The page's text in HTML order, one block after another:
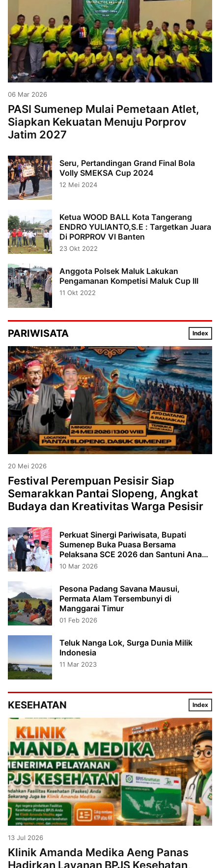
06 Mar 2026
PASI Sumenep Mulai Pemetaan Atlet,
Siapkan Kekuatan Menuju Porprov
Jatim 2027
Seru, Pertandingan Grand Final Bola
Volly SMEKSA Cup 2024
12 Mei 2024
Ketua WOOD BALL Kota Tangerang
ENDRO YULIANTO,S.E : Targetkan Juara
Di PORPROV VI Banten
23 Okt 2022
Anggota Polsek Maluk Lakukan
Pengamanan Kompetisi Maluk Cup III
11 Okt 2022
PARIWISATA Index
20 Mei 2026
Festival Perempuan Pesisir Siap
Semarakkan Pantai Slopeng, Angkat
Budaya dan Kreativitas Warga Pesisir
Perkuat Sinergi Pariwisata, Bupati
Sumenep Buka Puasa Bersama
Pelaksana SCE 2026 dan Santuni Anak
Yatim
10 Mar 2026
Pesona Padang Savana Mausui,
Permata Alam Tersembunyi di
Manggarai Timur
01 Feb 2026
Teluk Nanga Lok, Surga Dunia Milik
Indonesia
11 Mar 2023
KESEHATAN Index
13 Jul 2026
Klinik Amanda Medika Aeng Panas
Hadirkan Layanan BPJS Kesehatan,